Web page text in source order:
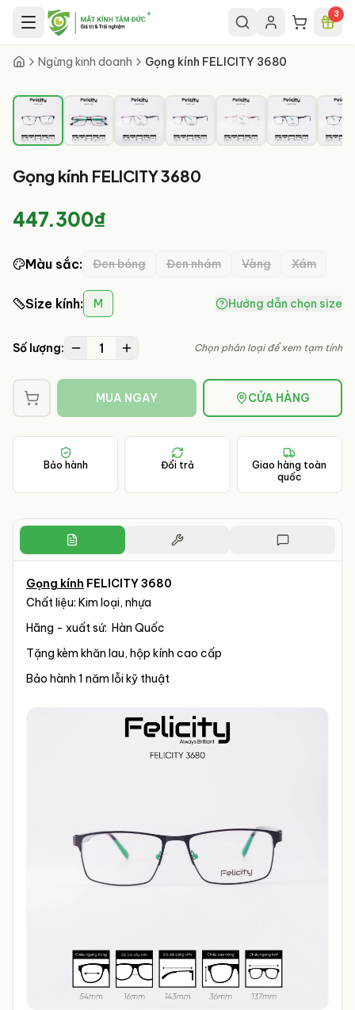
Chuyển đến nội dung chính 3
Ngừng kinh doanh Gọng kính FELICITY 3680
Gọng kính FELICITY 3680
447.300₫
Màu sắc: Đen bóng Đen nhám Vàng Xám
Size kính: M Hướng dẫn chọn size
Số lượng: 1 Chọn phân loại để xem tạm tính
MUA NGAY CỬA HÀNG
Bảo hành Đổi trả
Giao hàng toàn
quốc
Gọng kính FELICITY 3680
Chất liệu: Kim loại, nhựa
Hãng - xuất sứ: Hàn Quốc
Tặng kèm khăn lau, hộp kính cao cấp
Bảo hành 1 năm lỗi kỹ thuật